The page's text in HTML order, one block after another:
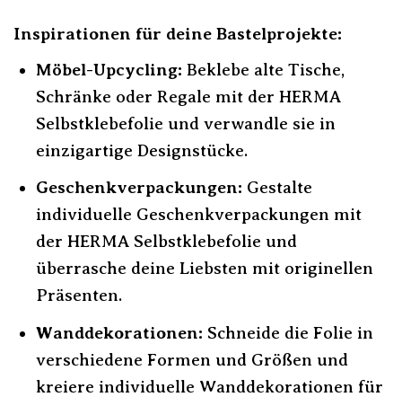
Inspirationen für deine Bastelprojekte:
Möbel-Upcycling: Beklebe alte Tische,
Schränke oder Regale mit der HERMA
Selbstklebefolie und verwandle sie in
einzigartige Designstücke.
Geschenkverpackungen: Gestalte
individuelle Geschenkverpackungen mit
der HERMA Selbstklebefolie und
überrasche deine Liebsten mit originellen
Präsenten.
Wanddekorationen: Schneide die Folie in
verschiedene Formen und Größen und
kreiere individuelle Wanddekorationen für